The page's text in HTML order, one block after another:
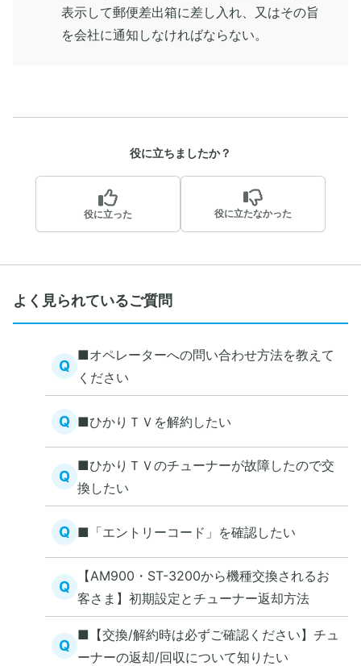
表示して郵便差出箱に差し入れ、又はその旨
を会社に通知しなければならない。
役に立ちましたか？
役に立った 役に立たなかった
よく見られているご質問
Q
■オペレーターへの問い合わせ方法を教えて
ください
Q ■ひかりＴＶを解約したい
Q
■ひかりＴＶのチューナーが故障したので交
換したい
Q ■「エントリーコード」を確認したい
Q
【AM900・ST-3200から機種交換されるお
客さま】初期設定とチューナー返却方法
Q
■【交換/解約時は必ずご確認ください】チュ
ーナーの返却/回収について知りたい